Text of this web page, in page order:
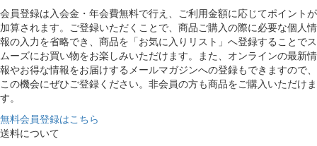
会員登録は入会金・年会費無料で行え、ご利用金額に応じてポイントが
加算されます。ご登録いただくことで、商品ご購入の際に必要な個人情
報の入力を省略でき、商品を「お気に入りリスト」へ登録することでス
ムーズにお買い物をお楽しみいただけます。また、オンラインの最新情
報やお得な情報をお届けするメールマガジンへの登録もできますので、
この機会にぜひご登録ください。非会員の方も商品をご購入いただけま
す。
無料会員登録はこちら
送料について